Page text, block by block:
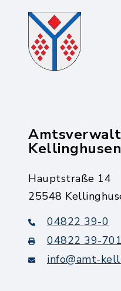
Kellinghusen
Hauptstraße 14
25548
04822 39-0
04822 39-
info@amt-